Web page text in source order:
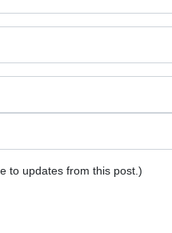
to updates from this post.)